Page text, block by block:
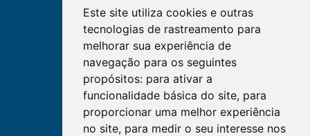
Este site utiliza cookies e outras
tecnologias de rastreamento para
melhorar sua experiência de
navegação para os seguintes
propósitos: para ativar a
funcionalidade básica do site, para
proporcionar uma melhor experiência
no site, para medir o seu interesse nos